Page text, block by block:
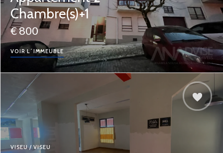
Chambre(s)+1
€ 800
VOIR L´IMMEUBLE
VISEU / VISEU